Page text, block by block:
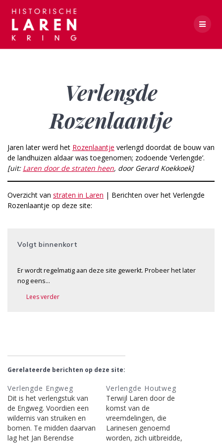
Verlengde
Rozenlaantje
Jaren later werd het Rozenlaantje verlengd doordat de bouw van
de landhuizen aldaar was toegenomen; zodoende ‘Verlengde’.
[uit: Laren door de straten heen, door Gerard Koekkoek]
Overzicht van straten in Laren | Berichten over het Verlengde
Rozenlaantje op deze site:
Volgt binnenkort
Er wordt regelmatig aan deze site gewerkt. Probeer het later
nog eens…
Lees verder
Gerelateerde berichten op deze site:
Verlengde Engweg
Dit is het verlengstuk van
de Engweg. Voordien een
wildernis van struiken en
bomen. Te midden daarvan
lag het Jan Berendse
Verlengde Houtweg
Terwijl Laren door de
komst van de
vreemdelingen, die
Larinesen genoemd
worden, zich uitbreidde,